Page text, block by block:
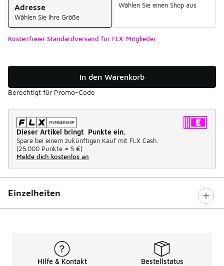
Adresse
Wählen Sie Ihre Größe
Wählen Sie einen Shop aus
Kostenfreier Standardversand für FLX-Mitglieder
In den Warenkorb
Berechtigt für Promo-Code
Dieser Artikel bringt Punkte ein.
Spare bei einem zukünftigen Kauf mit FLX Cash.
(25.000 Punkte = 5 €)
Melde dich kostenlos an
Einzelheiten
Hilfe & Kontakt Bestellstatus